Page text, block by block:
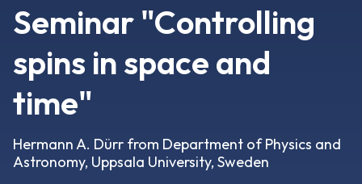
Seminar "Controlling
spins in space and
time"
Hermann A. Dürr from Department of Physics and
Astronomy, Uppsala University, Sweden